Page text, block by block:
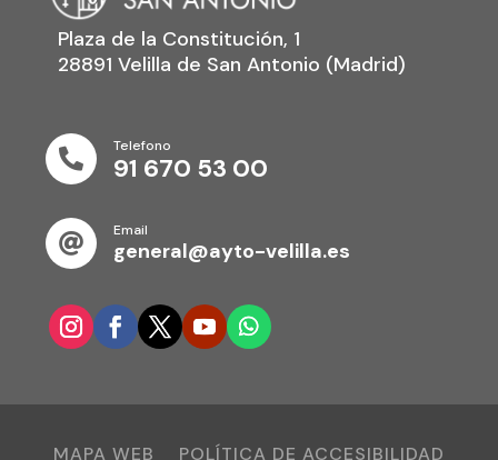
Plaza de la Constitución, 1
28891 Velilla de San Antonio (Madrid)

Telefono
91 670 53 00

Email
general@ayto-velilla.es
MAPA WEB POLÍTICA DE ACCESIBILIDAD